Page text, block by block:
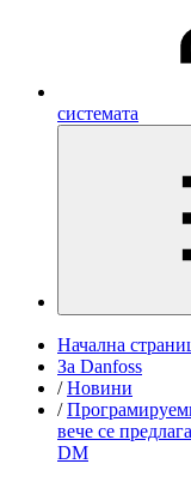
системата
Начална
За Danfoss
/ Новини
/
вече се
DM